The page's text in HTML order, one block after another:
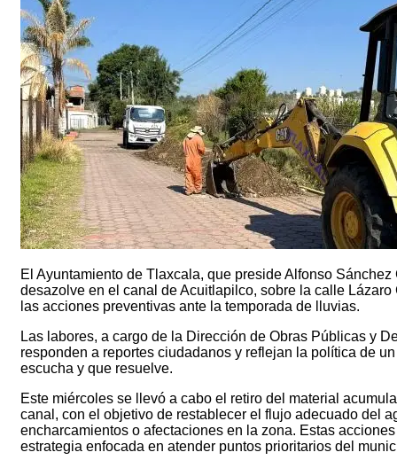
El Ayuntamiento de Tlaxcala, que preside Alfonso
desazolve en el canal de Acuitlapilco, sobre la calle Lázaro
las acciones preventivas ante la temporada de lluvias.
Las labores, a cargo de la Dirección de Obras Públicas y
responden a reportes ciudadanos y reflejan la política de
escucha y que resuelve.
Este miércoles se llevó a cabo el retiro del material
canal, con el objetivo de restablecer el flujo adecuado del
encharcamientos o afectaciones en la zona. Estas
estrategia enfocada en atender puntos prioritarios del